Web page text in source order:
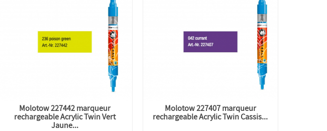
Molotow 227442 marqueur
rechargeable Acrylic Twin Vert
Jaune...
Molotow 227407 marqueur
rechargeable Acrylic Twin Cassis...